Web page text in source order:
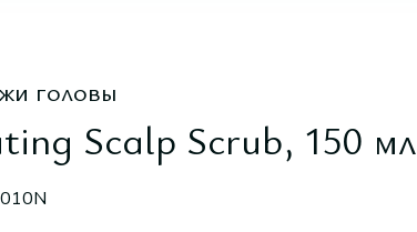
головы
Scalp Scrub, 150 мл